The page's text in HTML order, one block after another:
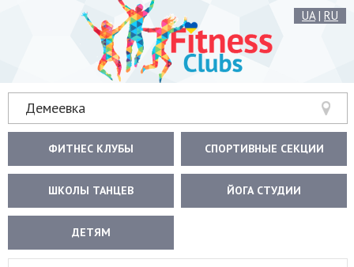
UA| RU
Демеевка
ФИТНЕС КЛУБЫ СПОРТИВНЫЕ СЕКЦИИ
ШКОЛЫ ТАНЦЕВ ЙОГА СТУДИИ
ДЕТЯМ